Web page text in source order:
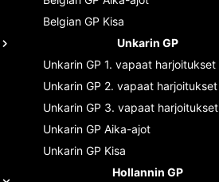
Belgian GP Kisa
Unkarin GP
Unkarin GP 1. vapaat harjoitukset
Unkarin GP 2. vapaat harjoitukset
Unkarin GP 3. vapaat harjoitukset
Unkarin GP Aika-ajot
Unkarin GP Kisa
Hollannin GP